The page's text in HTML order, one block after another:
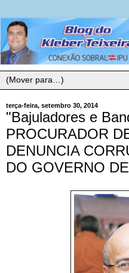
terça-feira, setembro 30, 2014
"Bajuladores e
PROCURADOR
DENUNCIA
DO GOVERNO